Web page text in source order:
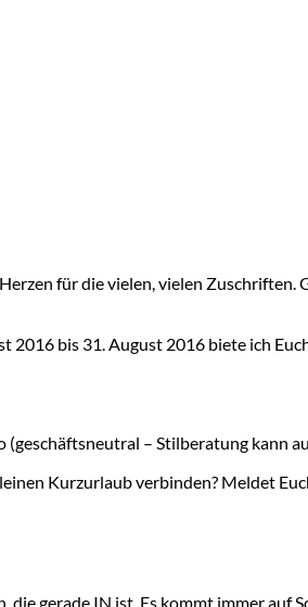
für die vielen, vielen
bis 31. August 2016 biete ich
– Stilberatung kann
Kurzurlaub verbinden? Meldet
die gerade IN ist. Es kommt immer